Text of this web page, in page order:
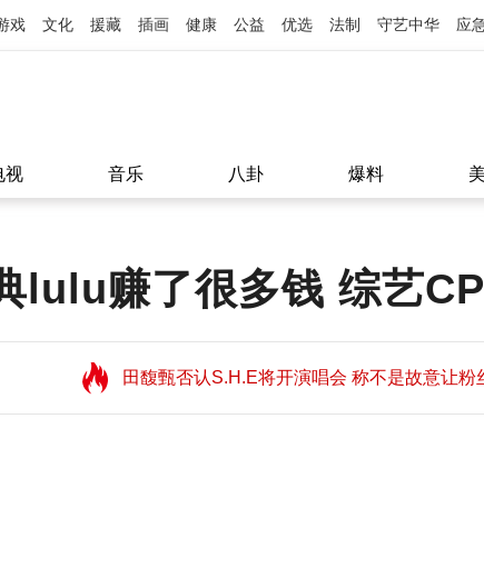
戏 文化 援藏 插画 健康 公益 优选 法制 守艺中华 应
视 音乐 八卦 爆料
lulu赚了很多钱 综艺
田馥甄否认S.H.E将开演唱会 称不是故意让粉
望11:08
田馥甄否认S.H.E将开演唱会 称不是故意让粉